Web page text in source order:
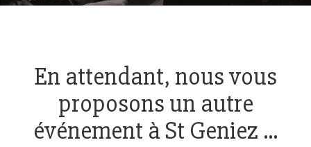
En attendant, nous vous
proposons un autre
événement à St Geniez ...